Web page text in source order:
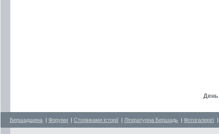
День
Бершадщина | Форуми | Сторінками історії | Літературна Бершадь | Фотогалереї